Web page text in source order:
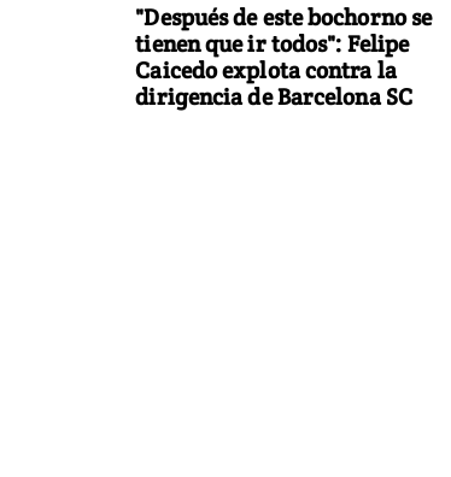
"Después de este bochorno se
tienen que ir todos": Felipe
Caicedo explota contra la
dirigencia de Barcelona SC